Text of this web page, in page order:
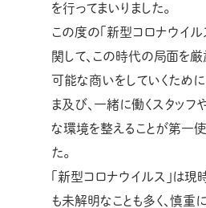
を行ってまいりました。
この度の「新型コロナウイ
関して、この時代の局面を
可能な商いをしていくために
ま及び、一緒に働くスタッ
な環境を整えることが第一
た。
「新型コロナウイルス」は
も未解明なことも多く、慎重